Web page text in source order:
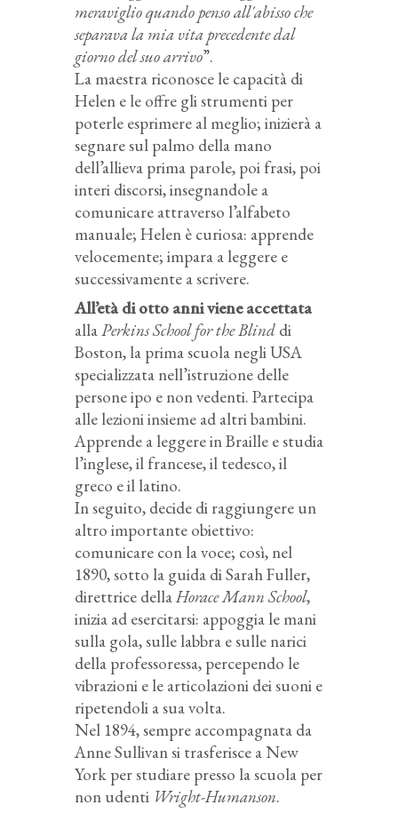
meraviglio quando penso all'abisso che
separava la mia vita precedente dal
giorno del suo arrivo”.
La maestra riconosce le capacità di
Helen e le offre gli strumenti per
poterle esprimere al meglio; inizierà a
segnare sul palmo della mano
dell’allieva prima parole, poi frasi, poi
interi discorsi, insegnandole a
comunicare attraverso l’alfabeto
manuale; Helen è curiosa: apprende
velocemente; impara a leggere e
successivamente a scrivere.
All’età di otto anni viene accettata
allaPerkins School for the Blind di
Boston, la prima scuola negli USA
specializzata nell’istruzione delle
persone ipo e non vedenti. Partecipa
alle lezioni insieme ad altri bambini.
Apprende a leggere in Braille e studia
l’inglese, il francese, il tedesco, il
greco e il latino.
In seguito, decide di raggiungere un
altro importante obiettivo:
comunicare con la voce; così, nel
1890, sotto la guida di Sarah Fuller,
direttrice dellaHorace Mann School,
inizia ad esercitarsi: appoggia le mani
sulla gola, sulle labbra e sulle narici
della professoressa, percependo le
vibrazioni e le articolazioni dei suoni e
ripetendoli a sua volta.
Nel 1894, sempre accompagnata da
Anne Sullivan si trasferisce a New
York per studiare presso la scuola per
non udenti Wright-Humanson.